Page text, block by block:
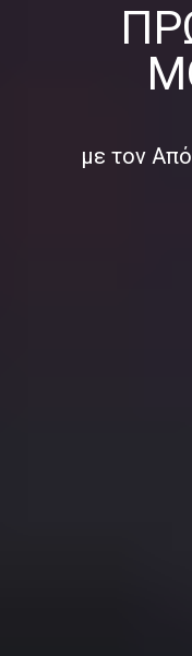
με τον